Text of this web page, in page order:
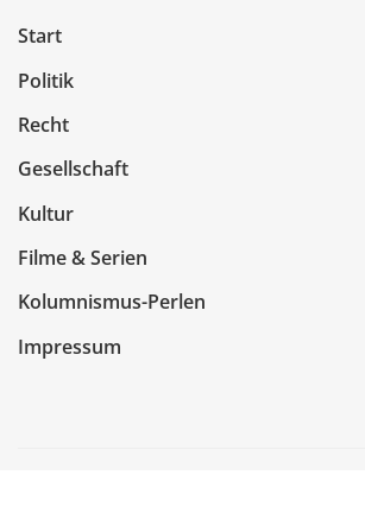
Start
Politik
Recht
Gesellschaft
Kultur
Filme & Serien
Kolumnismus-Perlen
Impressum